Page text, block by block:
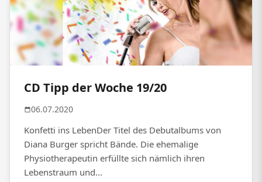
CD Tipp der Woche 19/20
06.07.2020
Konfetti ins LebenDer Titel des Debutalbums von
Diana Burger spricht Bände. Die ehemalige
Physiotherapeutin erfüllte sich nämlich ihren
Lebenstraum und...